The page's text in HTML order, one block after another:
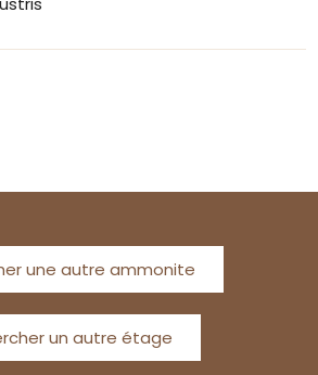
une autre ammonite
un autre étage